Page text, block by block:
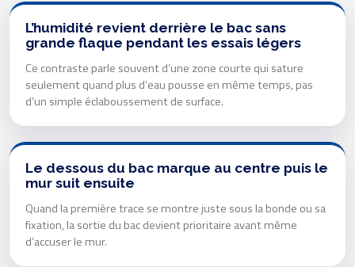
L’humidité revient derrière le bac sans
grande flaque pendant les essais légers
Ce contraste parle souvent d’une zone courte qui sature
seulement quand plus d’eau pousse en même temps, pas
d’un simple éclaboussement de surface.
Le dessous du bac marque au centre puis le
mur suit ensuite
Quand la première trace se montre juste sous la bonde ou sa
fixation, la sortie du bac devient prioritaire avant même
d’accuser le mur.